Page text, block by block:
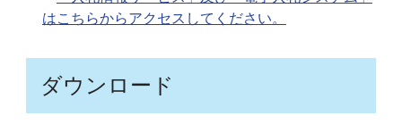
はこちらからアクセスしてください。
ダウンロード